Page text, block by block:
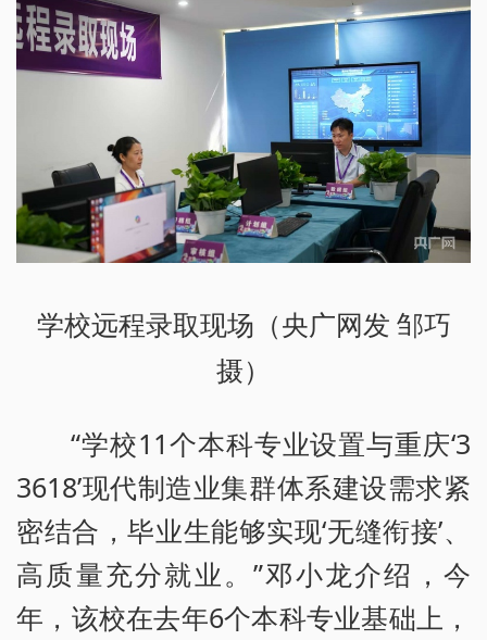
学校远程录取现场（央广网发 邹巧
摄）
“学校11个本科专业设置与重庆‘3
3618’现代制造业集群体系建设需求紧
密结合，毕业生能够实现‘无缝衔接’、
高质量充分就业。”邓小龙介绍，今
年，该校在去年6个本科专业基础上，